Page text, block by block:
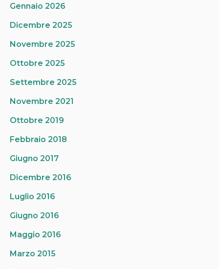
Gennaio 2026
Dicembre 2025
Novembre 2025
Ottobre 2025
Settembre 2025
Novembre 2021
Ottobre 2019
Febbraio 2018
Giugno 2017
Dicembre 2016
Luglio 2016
Giugno 2016
Maggio 2016
Marzo 2015